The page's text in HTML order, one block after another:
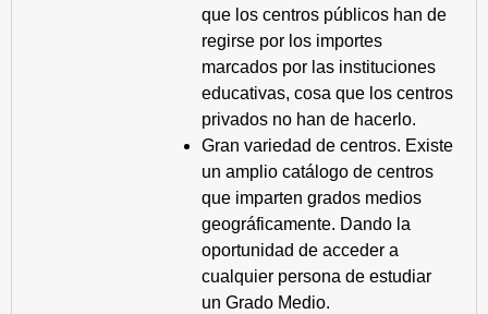
que los centros públicos han de
regirse por los importes
marcados por las instituciones
educativas, cosa que los centros
privados no han de hacerlo.
Gran variedad de centros. Existe
un amplio catálogo de centros
que imparten grados medios
geográficamente. Dando la
oportunidad de acceder a
cualquier persona de estudiar
un Grado Medio.